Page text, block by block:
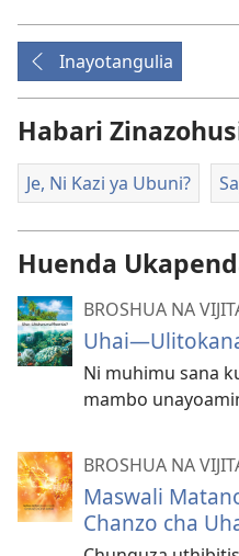
Inayotangulia
Habari
Je, Ni Kazi ya Ubuni?
Huenda
BROSHUA NA
Ni muhimu sana
mambo
BROSHUA NA
Maswali
Chanzo cha